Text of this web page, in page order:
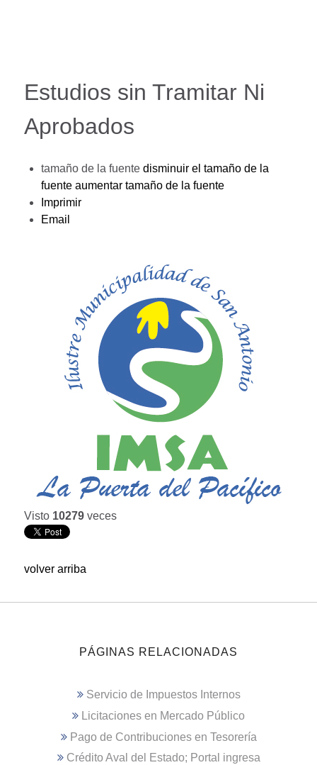
Estudios sin Tramitar Ni
Aprobados
tamaño de la fuente disminuir el tamaño de la
fuente aumentar tamaño de la fuente
Imprimir
Email
Visto 10279 veces
volver arriba
PÁGINAS RELACIONADAS
Servicio de Impuestos Internos
Licitaciones en Mercado Público
Pago de Contribuciones en Tesorería
Crédito Aval del Estado; Portal ingresa